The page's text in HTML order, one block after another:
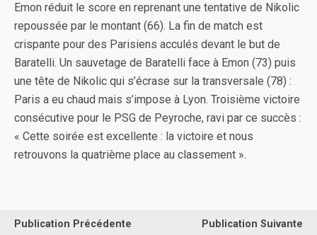
Emon réduit le score en reprenant une tentative de Nikolic
repoussée par le montant (66). La fin de match est
crispante pour des Parisiens acculés devant le but de
Baratelli. Un sauvetage de Baratelli face à Emon (73) puis
une tête de Nikolic qui s’écrase sur la transversale (78) :
Paris a eu chaud mais s’impose à Lyon. Troisième victoire
consécutive pour le PSG de Peyroche, ravi par ce succès :
« Cette soirée est excellente : la victoire et nous
retrouvons la quatrième place au classement ».
Publication Précédente
Publication Suivante